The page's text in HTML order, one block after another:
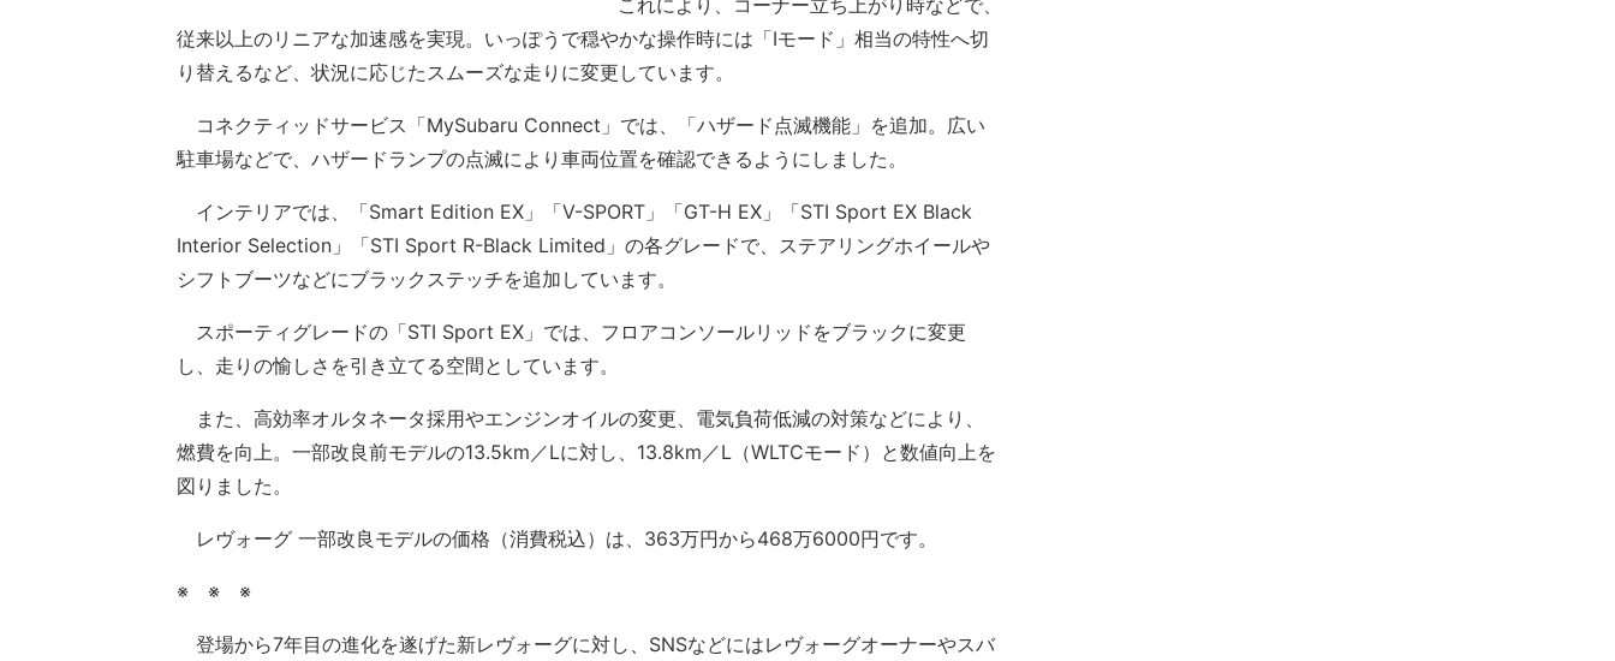
これにより、コーナー立ち上がり時などで、
従来以上のリニアな加速感を実現。いっぽうで穏やかな操作時には「Iモード」相当の特性へ切
り替えるなど、状況に応じたスムーズな走りに変更しています。
コネクティッドサービス「MySubaru Connect」では、「ハザード点滅機能」を追加。広い
駐車場などで、ハザードランプの点滅により車両位置を確認できるようにしました。
インテリアでは、「Smart Edition EX」「V-SPORT」「GT-H EX」「STI Sport EX Black
Interior Selection」「STI Sport R-Black Limited」の各グレードで、ステアリングホイールや
シフトブーツなどにブラックステッチを追加しています。
スポーティグレードの「STI Sport EX」では、フロアコンソールリッドをブラックに変更
し、走りの愉しさを引き立てる空間としています。
また、高効率オルタネータ採用やエンジンオイルの変更、電気負荷低減の対策などにより、
燃費を向上。一部改良前モデルの13.5km／Lに対し、13.8km／L（WLTCモード）と数値向上を
図りました。
レヴォーグ 一部改良モデルの価格（消費税込）は、363万円から468万6000円です。
※ ※ ※
登場から7年目の進化を遂げた新レヴォーグに対し、SNSなどにはレヴォーグオーナーやスバ